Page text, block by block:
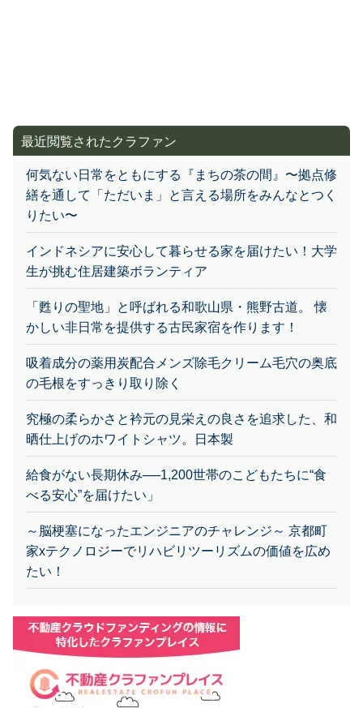
最近閲覧されたクラファン
何気ない日常をともにする『まちの茶の間』〜拠点修
繕を通して「ただいま」と言える場所をみんなとつく
りたい〜
インドネシアに安心して暮らせる家を届けたい！大学
生が挑む住居建築ボランティア
「甦りの聖地」と呼ばれる和歌山県・熊野古道。 懐
かしい非日常を提供する古民家宿を作ります！
吸着成分の薬用炭配合メンズ除毛クリーム毛穴の奥底
の毛根をすっきり取り除く
究極の柔らかさと衿元の見栄えの良さを追求した、和
晒仕上げのホワイトシャツ。日本製
給食がない長期休み──1,200世帯のこどもたちに“食
べる安心”を届けたい」
～脳梗塞になったエンジニアのチャレンジ～ 京都町
家xテクノロジーでリハビリツーリズムの価値を広め
たい！